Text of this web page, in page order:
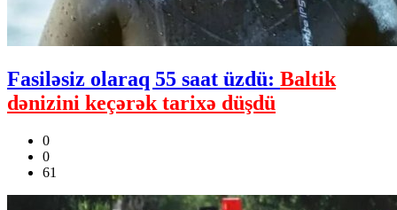
Fasiləsiz olaraq 55 saat üzdü: Baltik
dənizini keçərək tarixə düşdü
0
0
61